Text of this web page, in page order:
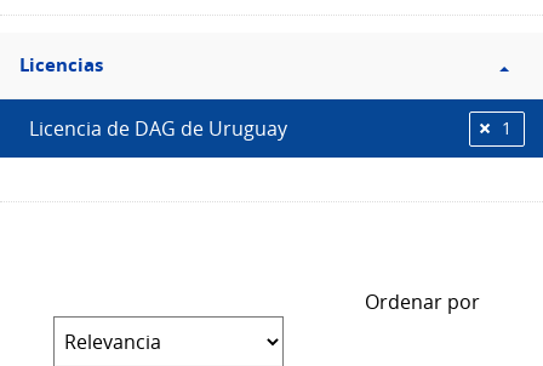
Filtro
Licencias
Licencias
Licencia de DAG de Uruguay 1
Ordenar por